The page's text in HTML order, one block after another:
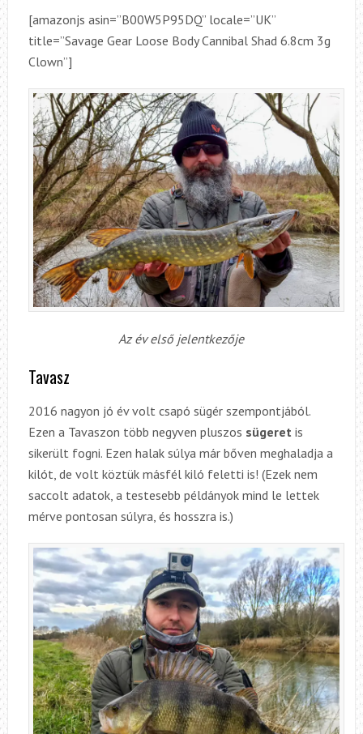
[amazonjs asin=”B00W5P95DQ” locale=”UK”
title=”Savage Gear Loose Body Cannibal Shad 6.8cm 3g
Clown”]
Az év első jelentkezője
Tavasz
2016 nagyon jó év volt csapó sügér szempontjából.
Ezen a Tavaszon több negyven pluszos sügeret is
sikerült fogni. Ezen halak súlya már bőven meghaladja a
kilót, de volt köztük másfél kiló feletti is! (Ezek nem
saccolt adatok, a testesebb példányok mind le lettek
mérve pontosan súlyra, és hosszra is.)